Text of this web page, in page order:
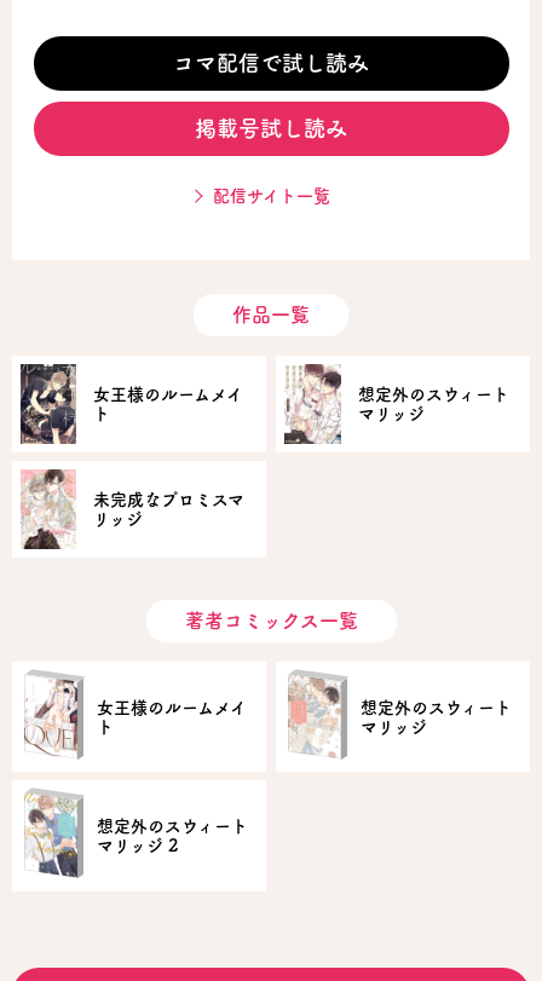
閉じる
コマ配信で試し読み
掲載号試し読み
配信サイト一覧
作品一覧
女王様のルームメイ
ト
想定外のスウィート
マリッジ
未完成なプロミスマ
リッジ
著者コミックス一覧
女王様のルームメイ
ト
想定外のスウィート
マリッジ
想定外のスウィート
マリッジ 2